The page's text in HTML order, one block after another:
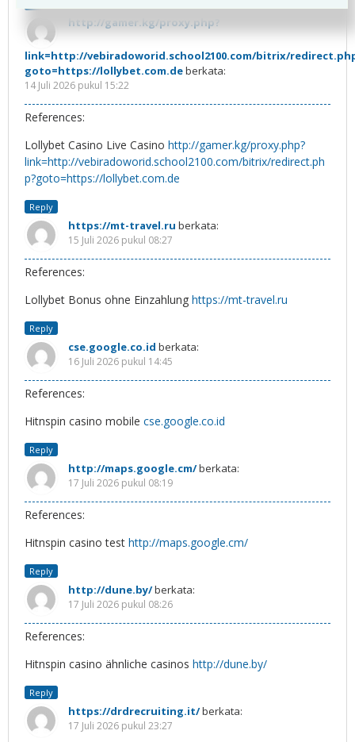
http://gamer.kg/proxy.php?
link=http://vebiradoworid.school2100.com/bitrix/
goto=https://lollybet.com.deberkata:
14 Juli 2026 pukul 15:22
References:
Lollybet Casino Live Casino http://gamer.kg/proxy.php?
link=http://vebiradoworid.school2100.com/bitrix/redirect.ph
p?goto=https://lollybet.com.de
Reply
https://mt-travel.ru berkata:
15 Juli 2026 pukul 08:27
References:
Lollybet Bonus ohne Einzahlung https://mt-travel.ru
Reply
cse.google.co.id berkata:
16 Juli 2026 pukul 14:45
References:
Hitnspin casino mobile cse.google.co.id
Reply
http://maps.google.cm/berkata:
17 Juli 2026 pukul 08:19
References:
Hitnspin casino test http://maps.google.cm/
Reply
http://dune.by/berkata:
17 Juli 2026 pukul 08:26
References:
Hitnspin casino ähnliche casinos http://dune.by/
Reply
https://drdrecruiting.it/berkata:
17 Juli 2026 pukul 23:27